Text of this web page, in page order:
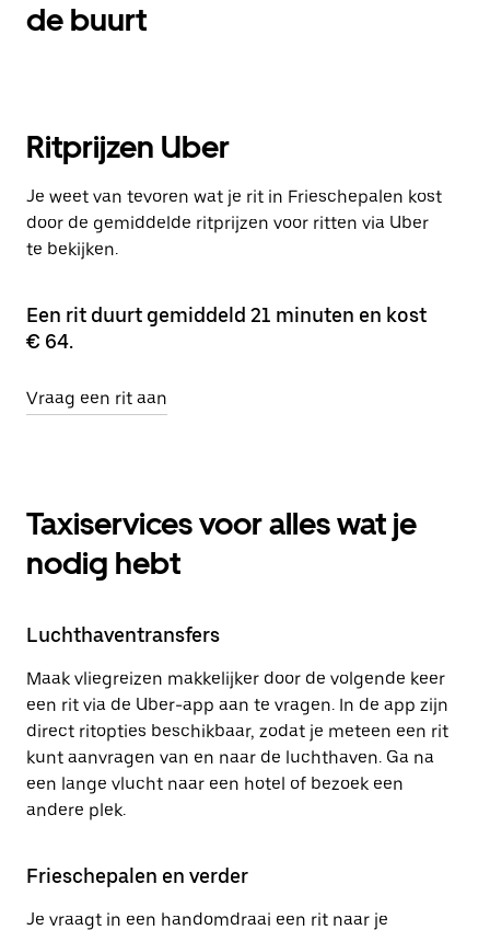
de buurt
Ritprijzen Uber
Je weet van tevoren wat je rit in Frieschepalen kost
door de gemiddelde ritprijzen voor ritten via Uber
te bekijken.
Een rit duurt gemiddeld 21 minuten en kost
€ 64.
Vraag een rit aan
Taxiservices voor alles wat je
nodig hebt
Luchthaventransfers
Maak vliegreizen makkelijker door de volgende keer
een rit via de Uber-app aan te vragen. In de app zijn
direct ritopties beschikbaar, zodat je meteen een rit
kunt aanvragen van en naar de luchthaven. Ga na
een lange vlucht naar een hotel of bezoek een
andere plek.
Frieschepalen en verder
Je vraagt in een handomdraai een rit naar je